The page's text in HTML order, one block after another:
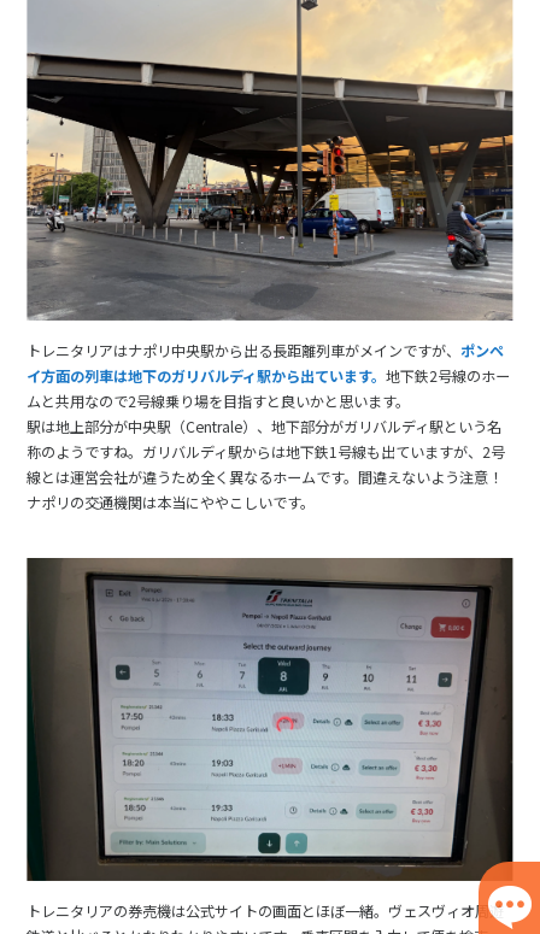
トレニタリアはナポリ中央駅から出る長距離列車がメインですが、 ポンペ
イ方面の列車は地下のガリバルディ駅から出ています。地下鉄2号線のホー
ムと共用なので2号線乗り場を目指すと良いかと思います。
駅は地上部分が中央駅（Centrale）、地下部分がガリバルディ駅という名
称のようですね。ガリバルディ駅からは地下鉄1号線も出ていますが、2号
線とは運営会社が違うため全く異なるホームです。間違えないよう注意！
ナポリの交通機関は本当にややこしいです。
トレニタリアの券売機は公式サイトの画面とほぼ一緒。ヴェスヴィオ周遊